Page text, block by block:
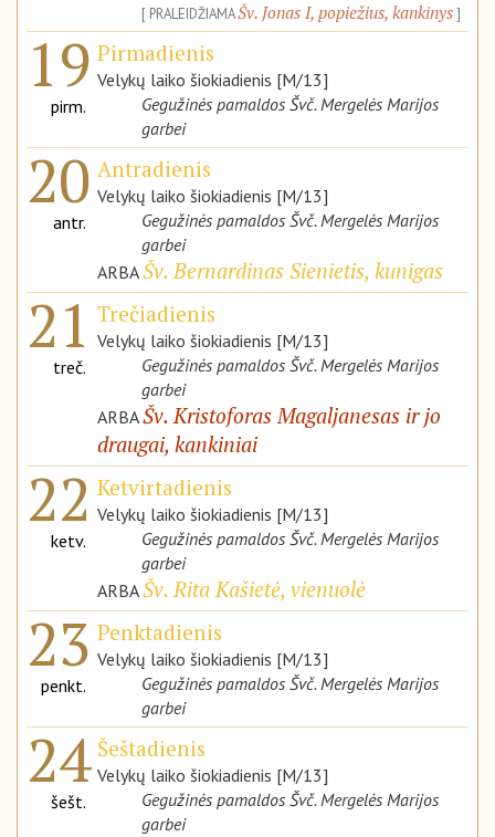
PRALEIDŽIAMAŠv. Jonas I, popiežius, kankinys
19
pirm.
Pirmadienis
Velykų laiko šiokiadienis [M/13]
Gegužinės pamaldos Švč. Mergelės Marijos
garbei
20
antr.
Antradienis
Velykų laiko šiokiadienis [M/13]
Gegužinės pamaldos Švč. Mergelės Marijos
garbei
ARBAŠv. Bernardinas Sienietis, kunigas
21
treč.
Trečiadienis
Velykų laiko šiokiadienis [M/13]
Gegužinės pamaldos Švč. Mergelės Marijos
garbei
ARBAŠv. Kristoforas Magaljanesas ir jo
draugai, kankiniai
22
ketv.
Ketvirtadienis
Velykų laiko šiokiadienis [M/13]
Gegužinės pamaldos Švč. Mergelės Marijos
garbei
ARBAŠv. Rita Kašietė, vienuolė
23
penkt.
Penktadienis
Velykų laiko šiokiadienis [M/13]
Gegužinės pamaldos Švč. Mergelės Marijos
garbei
24
šešt.
Šeštadienis
Velykų laiko šiokiadienis [M/13]
Gegužinės pamaldos Švč. Mergelės Marijos
garbei